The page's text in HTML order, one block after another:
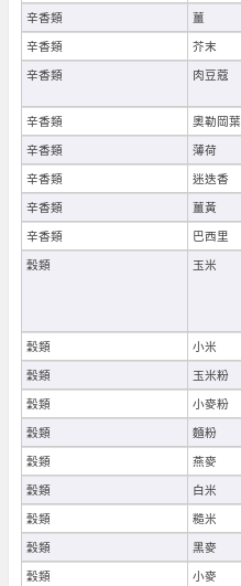
辛香類 薑
辛香類
芥末
辛香類
肉豆蔻
辛香類 奧勒岡葉
辛香類
薄荷
辛香類
迷迭香
辛香類
薑黃
辛香類
巴西里
穀類
玉米
穀類 小米
穀類
玉米粉
穀類
小麥粉
穀類
麵粉
穀類
燕麥
穀類
白米
穀類
糙米
穀類
黑麥
穀類
小麥